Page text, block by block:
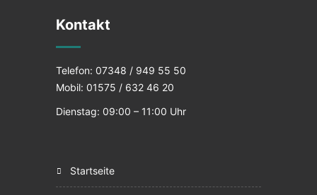
Kontakt
Telefon: 07348 / 949 55 50
Mobil: 01575 / 632 46 20
Dienstag: 09:00 – 11:00 Uhr
startseite